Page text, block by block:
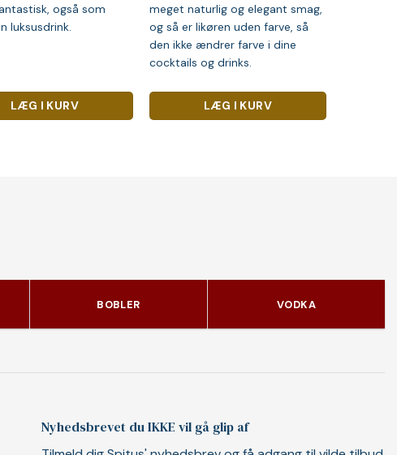
også som
luksusdrink.
LÆG I KURV
meget naturlig og elegant smag,
og så er likøren uden farve, så
den ikke ændrer farve i dine
cocktails og drinks.
LÆG I KURV
BOBLER VODKA
Nyhedsbrevet du IKKE vil gå glip af